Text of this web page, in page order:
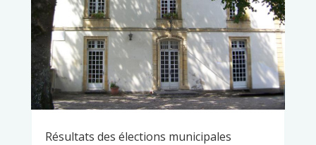
Résultats des élections municipales